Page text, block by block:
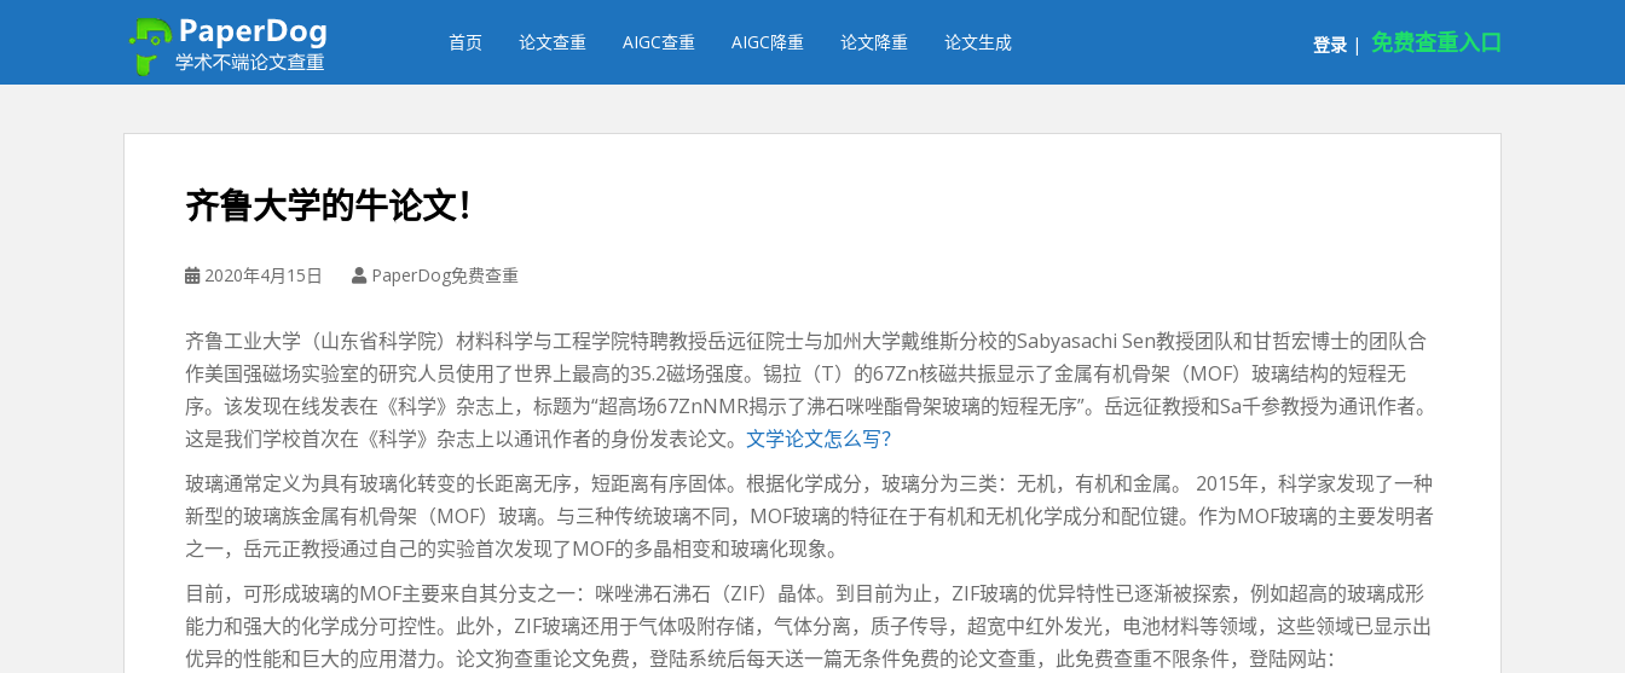
首页 论文查重 AIGC查重 AIGC降重 论文降重 论文生成 登录 | 免费查重入口
齐鲁大学的牛论文！
2020年4月15日 PaperDog免费查重
齐鲁工业大学（山东省科学院）材料科学与工程学院特聘教授岳远征院士与加州大学戴维斯分校的Sabyasachi Sen教授团队和甘哲宏博士的团队合
作美国强磁场实验室的研究人员使用了世界上最高的35.2磁场强度。锡拉（T）的67Zn核磁共振显示了金属有机骨架（MOF）玻璃结构的短程无
序。该发现在线发表在《科学》杂志上，标题为“超高场67ZnNMR揭示了沸石咪唑酯骨架玻璃的短程无序”。岳远征教授和Sa千参教授为通讯作者。
这是我们学校首次在《科学》杂志上以通讯作者的身份发表论文。 文学论文怎么写？
玻璃通常定义为具有玻璃化转变的长距离无序，短距离有序固体。根据化学成分，玻璃分为三类：无机，有机和金属。 2015年，科学家发现了一种
新型的玻璃族金属有机骨架（MOF）玻璃。与三种传统玻璃不同，MOF玻璃的特征在于有机和无机化学成分和配位键。作为MOF玻璃的主要发明者
之一，岳元正教授通过自己的实验首次发现了MOF的多晶相变和玻璃化现象。
目前，可形成玻璃的MOF主要来自其分支之一：咪唑沸石沸石（ZIF）晶体。到目前为止，ZIF玻璃的优异特性已逐渐被探索，例如超高的玻璃成形
能力和强大的化学成分可控性。此外，ZIF玻璃还用于气体吸附存储，气体分离，质子传导，超宽中红外发光，电池材料等领域，这些领域已显示出
优异的性能和巨大的应用潜力。论文狗查重论文免费，登陆系统后每天送一篇无条件免费的论文查重，此免费查重不限条件，登陆网站：